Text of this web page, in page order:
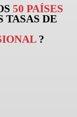
50 PAÍSES
TASAS DE
?